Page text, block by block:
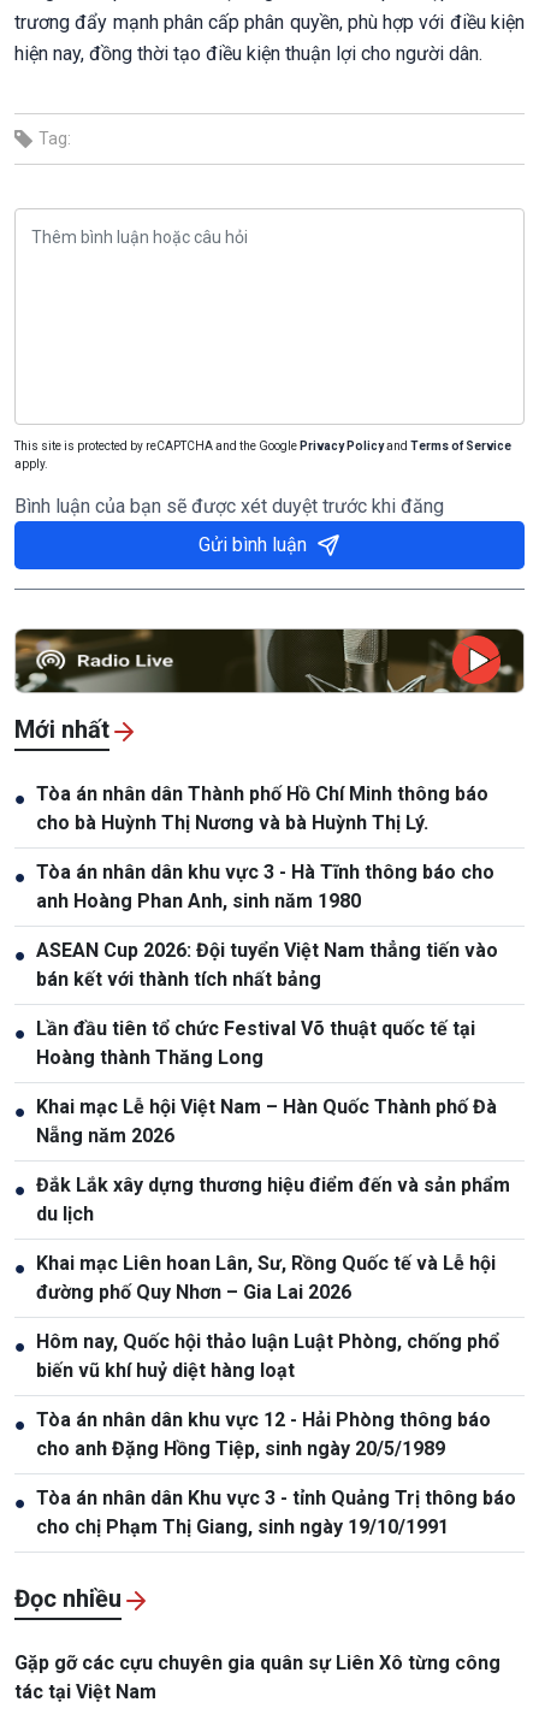
trương đẩy mạnh phân cấp phân quyền, phù hợp với điều kiện
hiện nay, đồng thời tạo điều kiện thuận lợi cho người dân.
Tag:
This site is protected by reCAPTCHA and the Google Privacy Policyand Terms of Service
apply.
Bình luận của bạn sẽ được xét duyệt trước khi đăng
Gửi bình luận
Mới nhất
● Tòa án nhân dân Thành phố Hồ Chí Minh thông báo
cho bà Huỳnh Thị Nương và bà Huỳnh Thị Lý.
● Tòa án nhân dân khu vực 3 - Hà Tĩnh thông báo cho
anh Hoàng Phan Anh, sinh năm 1980
● ASEAN Cup 2026: Đội tuyển Việt Nam thẳng tiến vào
bán kết với thành tích nhất bảng
● Lần đầu tiên tổ chức Festival Võ thuật quốc tế tại
Hoàng thành Thăng Long
● Khai mạc Lễ hội Việt Nam – Hàn Quốc Thành phố Đà
Nẵng năm 2026
● Đắk Lắk xây dựng thương hiệu điểm đến và sản phẩm
du lịch
● Khai mạc Liên hoan Lân, Sư, Rồng Quốc tế và Lễ hội
đường phố Quy Nhơn – Gia Lai 2026
● Hôm nay, Quốc hội thảo luận Luật Phòng, chống phổ
biến vũ khí huỷ diệt hàng loạt
● Tòa án nhân dân khu vực 12 - Hải Phòng thông báo
cho anh Đặng Hồng Tiệp, sinh ngày 20/5/1989
● Tòa án nhân dân Khu vực 3 - tỉnh Quảng Trị thông báo
cho chị Phạm Thị Giang, sinh ngày 19/10/1991
Đọc nhiều
Gặp gỡ các cựu chuyên gia quân sự Liên Xô từng công
tác tại Việt Nam